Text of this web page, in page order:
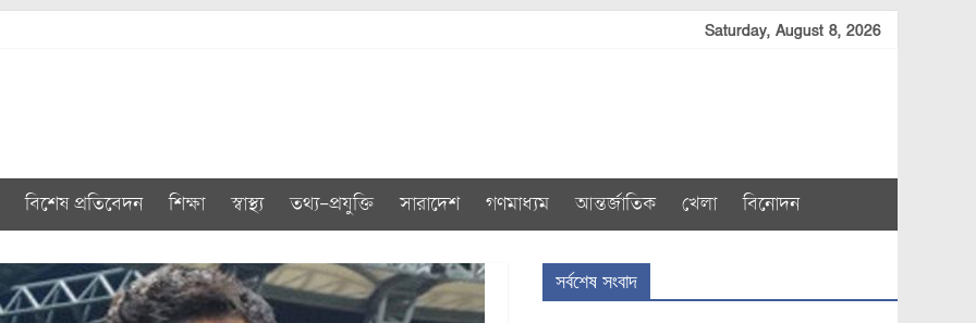
Saturday, August 8, 2026
বিশেষ প্রতিবেদন শিক্ষা স্বাস্থ্য তথ্য-প্রযুক্তি সারাদেশ গণমাধ্যম আন্তর্জাতিক খেলা বিনোদন
সর্বশেষ সংবাদ